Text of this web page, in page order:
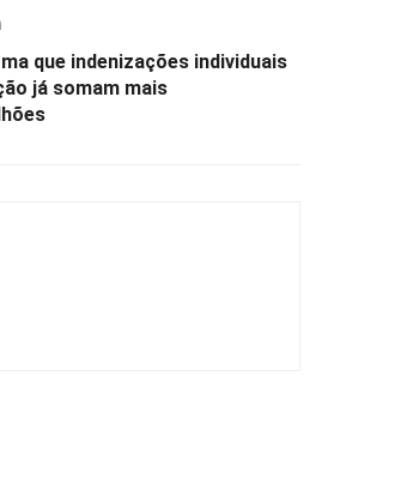
que indenizações individuais
já somam mais